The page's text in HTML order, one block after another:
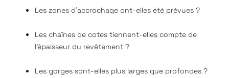
Les zones d'accrochage ont-elles été prévues ?
Les chaînes de cotes tiennent-elles compte de
l'épaisseur du revêtement ?
Les gorges sont-elles plus larges que profondes ?